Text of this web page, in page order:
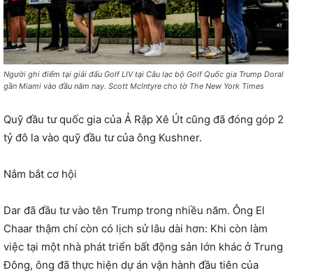
Người ghi điểm tại giải đấu Golf LIV tại Câu lạc bộ Golf Quốc gia Trump Doral
gần Miami vào đầu năm nay. Scott McIntyre cho tờ The New York Times
Quỹ đầu tư quốc gia của Ả Rập Xê Út cũng đã đóng góp 2
tỷ đô la vào quỹ đầu tư của ông Kushner.
Nắm bắt cơ hội
Dar đã đầu tư vào tên Trump trong nhiều năm. Ông El
Chaar thậm chí còn có lịch sử lâu dài hơn: Khi còn làm
việc tại một nhà phát triển bất động sản lớn khác ở Trung
Đông, ông đã thực hiện dự án vận hành đầu tiên của